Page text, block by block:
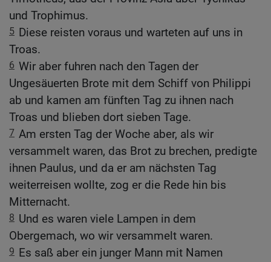
und Trophimus.
5 Diese reisten voraus und warteten auf uns in
Troas.
6 Wir aber fuhren nach den Tagen der
Ungesäuerten Brote mit dem Schiff von Philippi
ab und kamen am fünften Tag zu ihnen nach
Troas und blieben dort sieben Tage.
7 Am ersten Tag der Woche aber, als wir
versammelt waren, das Brot zu brechen, predigte
ihnen Paulus, und da er am nächsten Tag
weiterreisen wollte, zog er die Rede hin bis
Mitternacht.
8 Und es waren viele Lampen in dem
Obergemach, wo wir versammelt waren.
9 Es saß aber ein junger Mann mit Namen